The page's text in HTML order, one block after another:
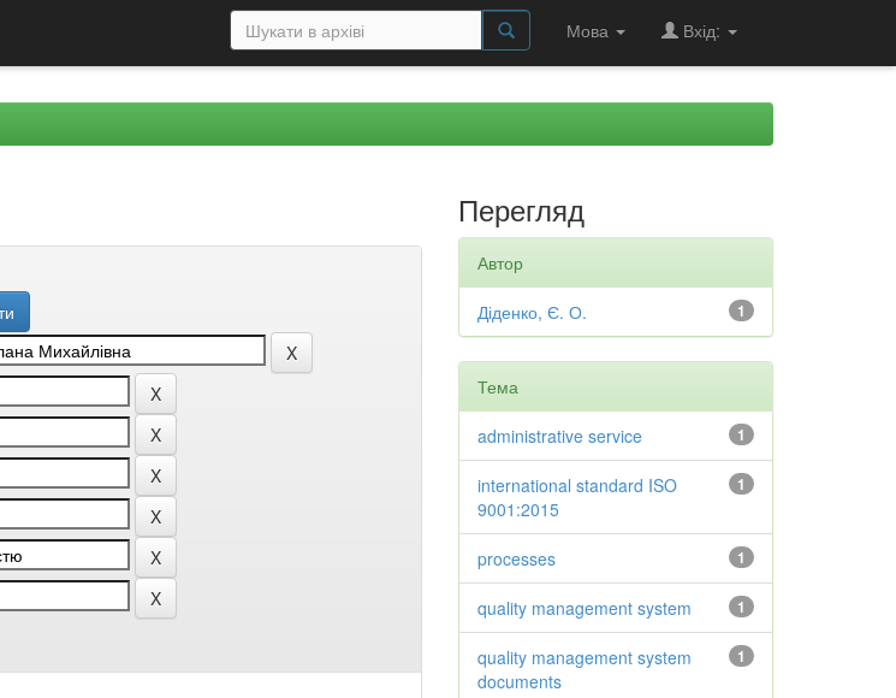
Мова Вхід:
Перегляд
Автор
1
Діденко, Є. О.
Тема
1
administrative service
1
international standard ISO
9001:2015
1
processes
1
quality management system
1
quality management system
documents